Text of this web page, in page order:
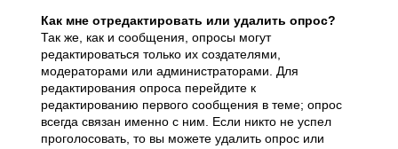
Как мне отредактировать или удалить опрос?
Так же, как и сообщения, опросы могут
редактироваться только их создателями,
модераторами или администраторами. Для
редактирования опроса перейдите к
редактированию первого сообщения в теме; опрос
всегда связан именно с ним. Если никто не успел
проголосовать, то вы можете удалить опрос или